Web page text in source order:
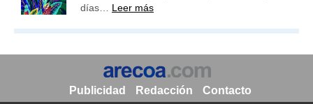
días… Leer más
Publicidad Redacción Contacto